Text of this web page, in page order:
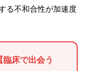
る不和合性が加速度
臨床で出会う